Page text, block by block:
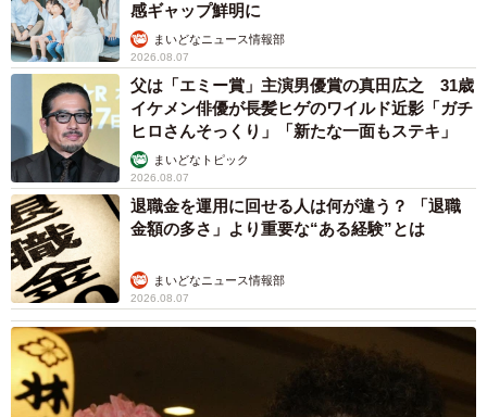
感ギャップ鮮明に
まいどなニュース情報部
2026.08.07
父は「エミー賞」主演男優賞の真田広之 31歳
イケメン俳優が長髪ヒゲのワイルド近影「ガチ
ヒロさんそっくり」「新たな一面もステキ」
まいどなトピック
2026.08.07
退職金を運用に回せる人は何が違う？ 「退職
金額の多さ」より重要な“ある経験”とは
まいどなニュース情報部
2026.08.07